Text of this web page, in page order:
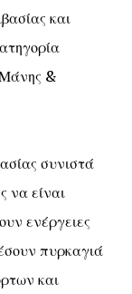
και
Μάνης &
συνιστά
να είναι
ενέργειες
πυρκαγιά
και